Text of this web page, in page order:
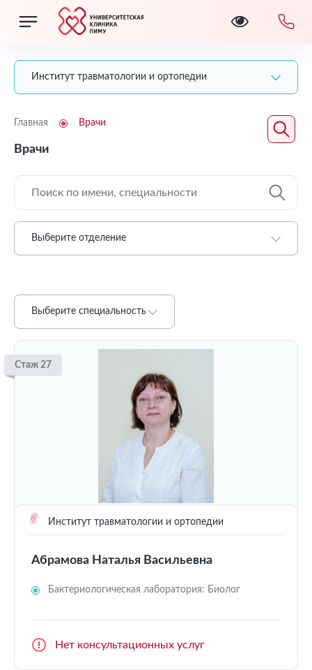
Институт травматологии и ортопедии
Главная Врачи
Врачи
Выберите отделение
Выберите специальность
Стаж 27
Институт травматологии и ортопедии
Абрамова Наталья Васильевна
Бактериологическая лаборатория: Биолог
Нет консультационных услуг